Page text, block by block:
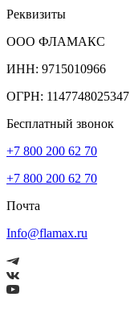
Реквизиты
ООО ФЛАМАКС
ИНН: 9715010966
ОГРН: 1147748025347
Бесплатный звонок
+7 800 200 62 70
+7 800 200 62 70
Почта
Info@flamax.ru